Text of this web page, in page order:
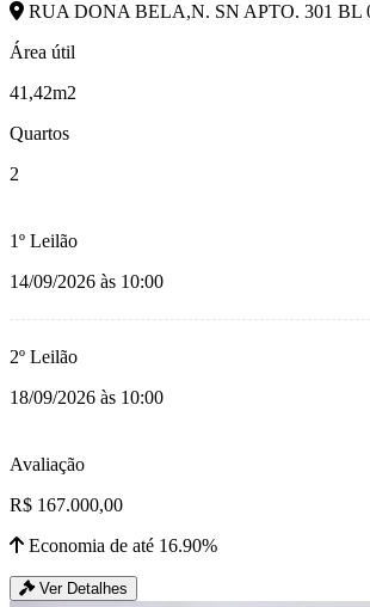
RUA DONA BELA,N. SN APTO. 301 BL
Área útil
41,42m2
Quartos
2
1º Leilão
14/09/2026 às 10:00
2º Leilão
18/09/2026 às 10:00
Avaliação
R$ 167.000,00
Economia de até 16.90%
Ver Detalhes